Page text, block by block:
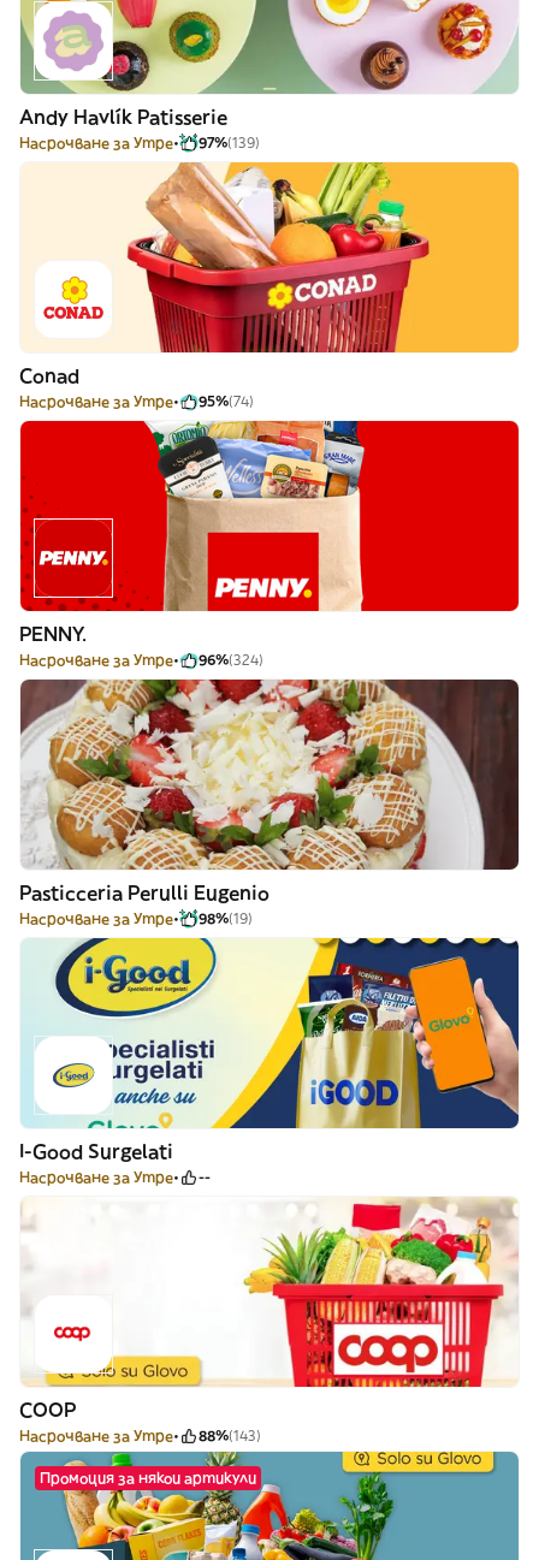
Andy Havlík Patisserie
Насрочване за Утре 97%(139)
Conad
Насрочване за Утре 95%(74)
PENNY.
Насрочване за Утре 96%(324)
Pasticceria Perulli Eugenio
Насрочване за Утре 98%(19)
I-Good Surgelati
Насрочване за Утре --
COOP
Насрочване за Утре 88%(143)
Промоция за някои артикули